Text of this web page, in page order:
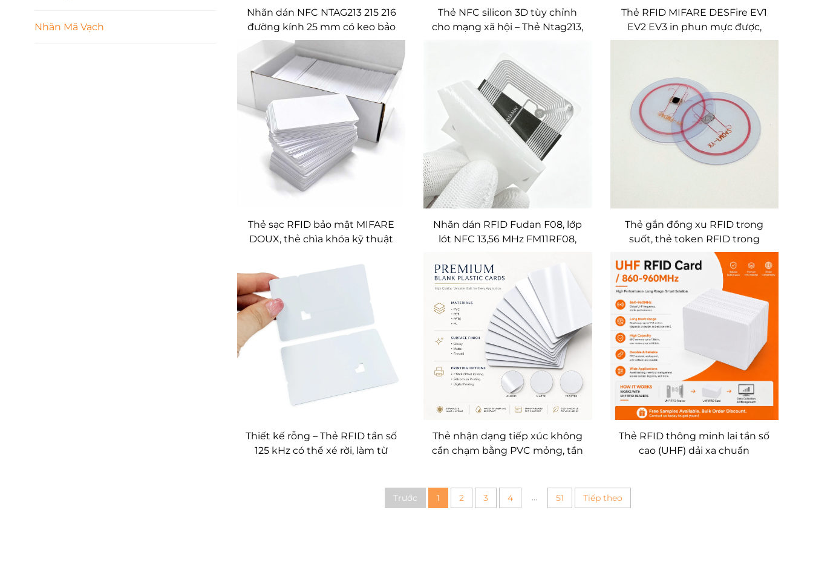
Nhãn Mã Vạch
Nhãn dán NFC NTAG213 215 216
đường kính 25 mm có keo bảo
mật VOID, chuẩn ISO14443A
dùng làm tem bảo hành, RFID
Etichetta Pegatina tùy chỉnh
Thẻ NFC silicon 3D tùy chỉnh
cho mạng xã hội – Thẻ Ntag213,
TikTok
Thẻ RFID MIFARE DESFire EV1
EV2 EV3 in phun mực được,
dung lượng 2K, 4K, 8K, có thể
tùy chỉnh
Thẻ sạc RFID bảo mật MIFARE
DOUX, thẻ chìa khóa kỹ thuật
xe điện theo tiêu chuẩn
Nhãn dán RFID Fudan F08, lớp
lót NFC 13,56 MHz FM11RF08,
ISO14443A, thẻ chống kim loại
dạng vuông
Thẻ gắn đồng xu RFID trong
suốt, thẻ token RFID trong
suốt, thẻ đĩa RFID trong suốt,
thẻ RFID bằng PVC tùy chỉnh
Thiết kế rỗng – Thẻ RFID tần số
125 kHz có thể xé rời, làm từ
Thẻ nhận dạng tiếp xúc không
cần chạm bằng PVC mỏng, tần
thống kiểm soát ra vào văn
phòng và bãi đậu xe
Thẻ RFID thông minh lai tần số
cao (UHF) dải xa chuẩn
Trước 1 2 3 4 ... 51 Tiếp theo